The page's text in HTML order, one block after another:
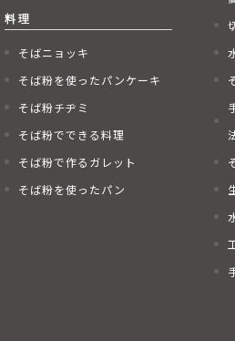
そばニョッキ
そば粉を使ったパンケーキ
そば粉チヂミ
そば粉でできる料理
そば粉で作るガレット
そば粉を使ったパン